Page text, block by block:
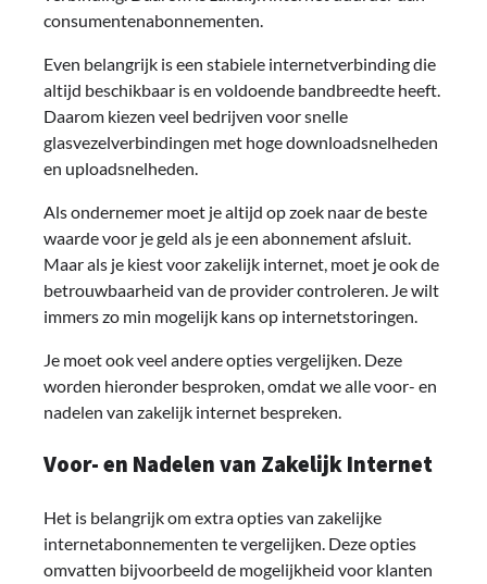
consumentenabonnementen.
Even belangrijk is een stabiele internetverbinding die
altijd beschikbaar is en voldoende bandbreedte heeft.
Daarom kiezen veel bedrijven voor snelle
glasvezelverbindingen met hoge downloadsnelheden
en uploadsnelheden.
Als ondernemer moet je altijd op zoek naar de beste
waarde voor je geld als je een abonnement afsluit.
Maar als je kiest voor zakelijk internet, moet je ook de
betrouwbaarheid van de provider controleren. Je wilt
immers zo min mogelijk kans op internetstoringen.
Je moet ook veel andere opties vergelijken. Deze
worden hieronder besproken, omdat we alle voor- en
nadelen van zakelijk internet bespreken.
Voor- en Nadelen van Zakelijk Internet
Het is belangrijk om extra opties van zakelijke
internetabonnementen te vergelijken. Deze opties
omvatten bijvoorbeeld de mogelijkheid voor klanten